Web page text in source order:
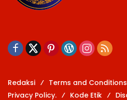
Redaksi Terms and Conditions
Privacy Policy.
Kode Etik